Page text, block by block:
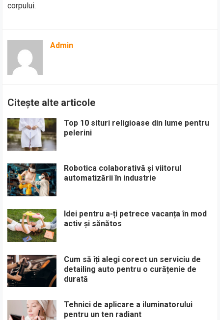
corpului.
Admin
Citește alte articole
Top 10 situri religioase din lume pentru
pelerini
Robotica colaborativă și viitorul
automatizării în industrie
Idei pentru a-ți petrece vacanța în mod
activ și sănătos
Cum să îți alegi corect un serviciu de
detailing auto pentru o curățenie de
durată
Tehnici de aplicare a iluminatorului
pentru un ten radiant